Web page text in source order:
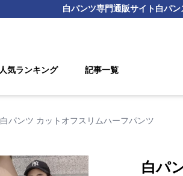
白パンツ専門通販サイト白パン
人気ランキング 記事一覧
白パンツ カットオフスリムハーフパンツ
白パ